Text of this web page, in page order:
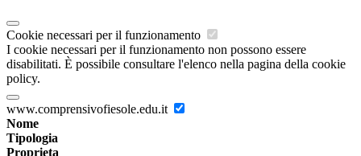
Cookie necessari per il funzionamento
I cookie necessari per il funzionamento non possono essere
disabilitati. È possibile consultare l'elenco nella pagina della cookie
policy.
www.comprensivofiesole.edu.it
Nome
Tipologia
Proprieta